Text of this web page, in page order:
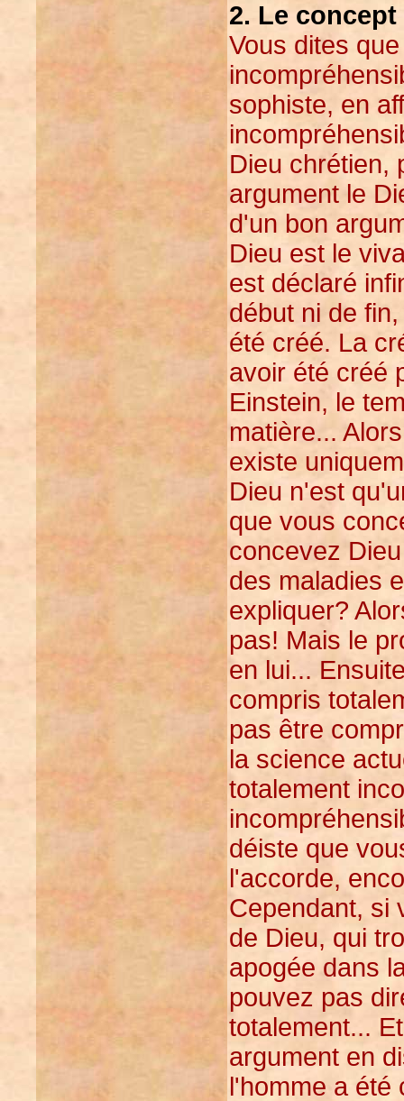
2. Le
Vous dites
sophiste, en
Dieu chrétien,
argument le
d'un bon
Dieu est le
est déclaré
début ni de
été créé. La
avoir été créé
Einstein, le
matière...
existe
Dieu n'est
que vous
concevez
des maladies
expliquer?
pas! Mais le
en lui...
compris
pas être
la science
totalement
déiste que
l'accorde,
Cependant, si
de Dieu, qui
apogée dans
pouvez pas
totalement...
argument en
l'homme a été